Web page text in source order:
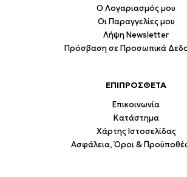
Ο Λογαριασμός μου
Οι Παραγγελίες μου
Λήψη Newsletter
Πρόσβαση σε Προσωπικά
ΕΠΙΠΡΟΣΘΕΤΑ
Επικοινωνία
Κατάστημα
Χάρτης Ιστοσελίδας
Ασφάλεια, Όροι &